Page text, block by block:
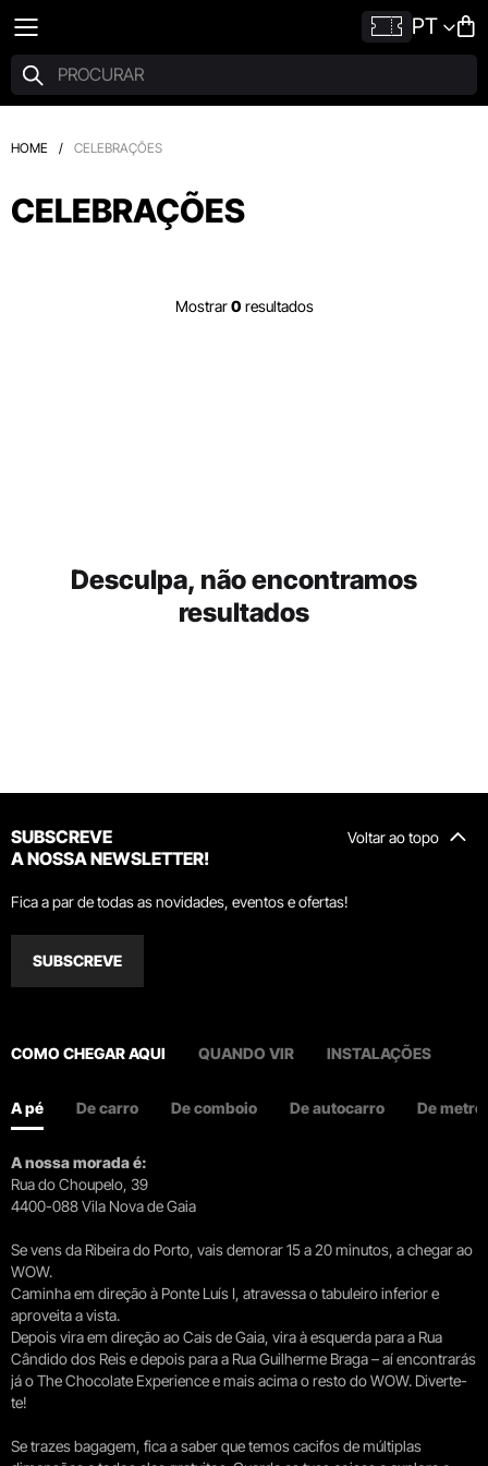
PT
HOME / CELEBRAÇÕES
CELEBRAÇÕES
Mostrar0 resultados
Desculpa, não encontramos
resultados
Voltar ao topo
SUBSCREVE
A NOSSA NEWSLETTER!
Fica a par de todas as novidades, eventos e ofertas!
SUBSCREVE
COMO CHEGAR AQUI QUANDO VIR INSTALAÇÕES
A pé De carro De comboio De autocarro De metro
A nossa morada é:
Rua do Choupelo, 39
4400-088 Vila Nova de Gaia
Se vens da Ribeira do Porto, vais demorar 15 a 20 minutos, a chegar ao
WOW.
Caminha em direção à Ponte Luís I, atravessa o tabuleiro inferior e
aproveita a vista.
Depois vira em direção ao Cais de Gaia, vira à esquerda para a Rua
Cândido dos Reis e depois para a Rua Guilherme Braga – aí encontrarás
já o The Chocolate Experience e mais acima o resto do WOW. Diverte-
te!
Se trazes bagagem, fica a saber que temos cacifos de múltiplas